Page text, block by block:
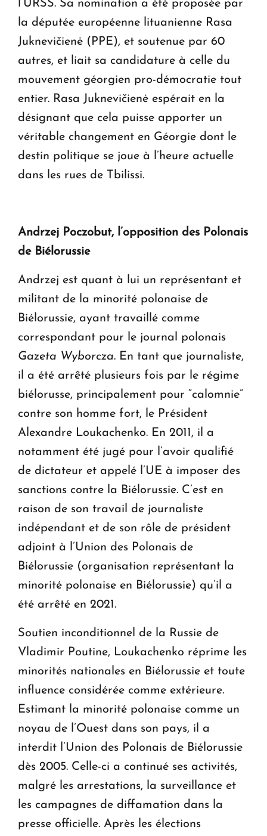
l’URSS. Sa nomination a été proposée par
la députée européenne lituanienne Rasa
Juknevičienė (PPE), et soutenue par 60
autres, et liait sa candidature à celle du
mouvement géorgien pro-démocratie tout
entier. Rasa Juknevičienė espérait en la
désignant que cela puisse apporter un
véritable changement en Géorgie dont le
destin politique se joue à l’heure actuelle
dans les rues de Tbilissi.
Andrzej Poczobut, l’opposition des Polonais
de Biélorussie
Andrzej est quant à lui un représentant et
militant de la minorité polonaise de
Biélorussie, ayant travaillé comme
correspondant pour le journal polonais
Gazeta Wyborcza. En tant que journaliste,
il a été arrêté plusieurs fois par le régime
biélorusse, principalement pour “calomnie”
contre son homme fort, le Président
Alexandre Loukachenko. En 2011, il a
notamment été jugé pour l’avoir qualifié
de dictateur et appelé l’UE à imposer des
sanctions contre la Biélorussie. C’est en
raison de son travail de journaliste
indépendant et de son rôle de président
adjoint à l’Union des Polonais de
Biélorussie (organisation représentant la
minorité polonaise en Biélorussie) qu’il a
été arrêté en 2021.
Soutien inconditionnel de la Russie de
Vladimir Poutine, Loukachenko réprime les
minorités nationales en Biélorussie et toute
influence considérée comme extérieure.
Estimant la minorité polonaise comme un
noyau de l’Ouest dans son pays, il a
interdit l’Union des Polonais de Biélorussie
dès 2005. Celle-ci a continué ses activités,
malgré les arrestations, la surveillance et
les campagnes de diffamation dans la
presse officielle. Après les élections